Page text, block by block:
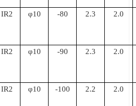
IR2 φ10 -80 2.3 2.0
IR2 φ10 -90 2.3 2.0
IR2 φ10 -100 2.2 2.0